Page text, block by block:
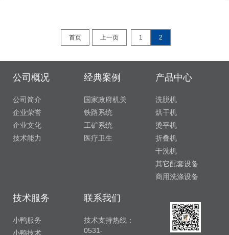
首页 上一页 1 2
公司概况
公司简介
企业荣誉
企业文化
技术能力
经典案例
国家政府机关
铁路系统
工矿系统
医疗卫生
产品中心
洗脱机
烘干机
烫平机
折叠机
干洗机
其它配套设备
商用洗涤设备
技术服务
小鸭服务
小鸭技术
联系我们
技术支持热线：
0531-